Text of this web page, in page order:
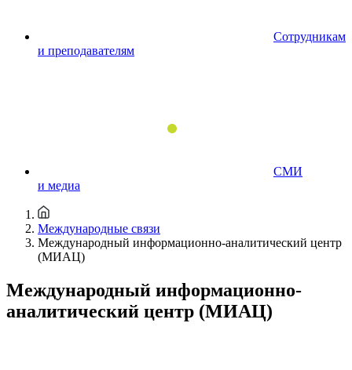
Сотрудникам
и преподавателям
СМИ
и медиа
Международные связи
Международный информационно-аналитический центр
(МИАЦ)
Международный информационно-
аналитический центр (МИАЦ)